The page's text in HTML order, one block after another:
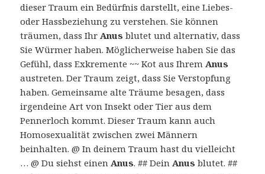
dieser Traum ein Bedürfnis darstellt, eine Liebes-
oder Hassbeziehung zu verstehen. Sie können
träumen, dass IhrAnus blutet und alternativ, dass
Sie Würmer haben. Möglicherweise haben Sie das
Gefühl, dass Exkremente ~~ Kot aus IhremAnus
austreten. Der Traum zeigt, dass Sie Verstopfung
haben. Gemeinsame alte Träume besagen, dass
irgendeine Art von Insekt oder Tier aus dem
Pennerloch kommt. Dieser Traum kann auch
Homosexualität zwischen zwei Männern
beinhalten. @ In deinem Traum hast du vielleicht
… @ Du siehst einenAnus. ## DeinAnus blutet. ##